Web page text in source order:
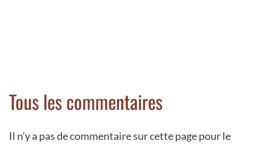
Tous les commentaires
Il n'y a pas de commentaire sur cette page pour le